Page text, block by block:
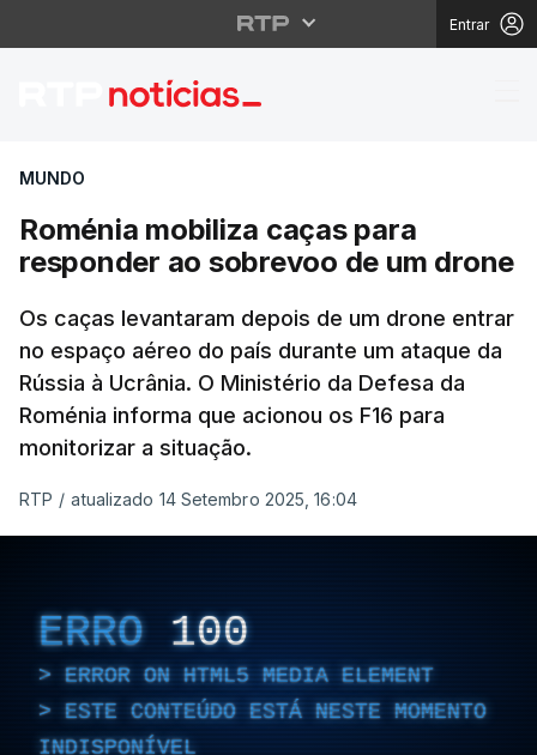
Entrar
Roménia mobiliza
MUNDO
Roménia mobiliza caças para
responder ao sobrevoo de um drone
Os caças levantaram depois de um drone entrar
no espaço aéreo do país durante um ataque da
Rússia à Ucrânia. O Ministério da Defesa da
Roménia informa que acionou os F16 para
monitorizar a situação.
RTP / atualizado 14 Setembro 2025, 16:04
ERRO 100
ERROR ON HTML5 MEDIA ELEMENT
ESTE CONTEÚDO ESTÁ NESTE MOMENTO
INDISPONÍVEL